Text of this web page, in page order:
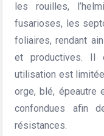
les rouilles,
fusarioses, les
foliaires, rendant
et productives. Il
utilisation est
orge, blé, épeautre
confondues afin
résistances.